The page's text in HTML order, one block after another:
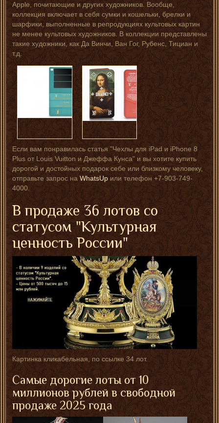
Apple, почитающие и других художников. Вообще,
коллекция включает в себя сумки и кошельки, брелки и
шарфики, выполненные в репродукциях культовых картин
не менее культовых художников. В коллекции представлены
такие художники, как Да Винчи, Ван Гог, Рубенс, Тициан и
т.д.
Если вам понравилась статья "Чехлы для iPad и iPhone 8
Plus от Louis Vuitton и Джеффа Кунса" и вы хотите купить
дорогой и достойных подарок себе или близкому человеку,
отправьте запрос наWhatsUpили телефон +7-903-749-
4000.
В продаже 36 лотов со
статусом "Культурная
ценность России"
Картинка кликабельная, по ссылке 34 лот.
Самые дорогие лоты от 10
миллионов рублей в свободной
продаже 2025 года